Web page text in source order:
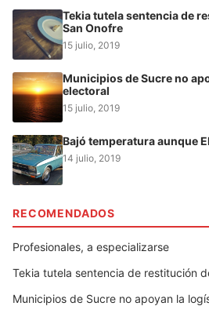
Tekia tutela sentencia de
San Onofre
15 julio, 2019
Municipios de Sucre no
electoral
15 julio, 2019
Bajó temperatura aunque
14 julio, 2019
RECOMENDADOS
Profesionales, a especializarse
Tekia tutela sentencia de restitución
Municipios de Sucre no apoyan la